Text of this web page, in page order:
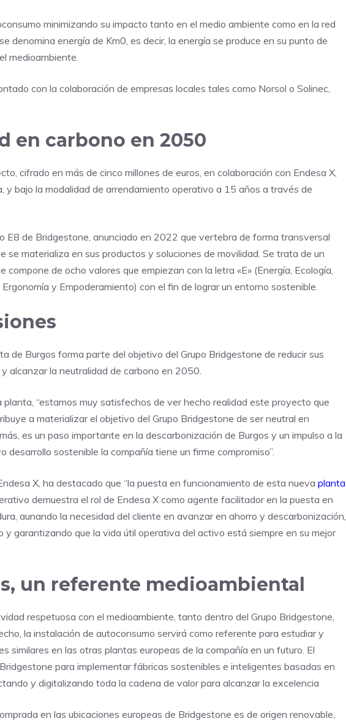
minimizando su impacto tanto en el medio ambiente como en la red
denomina energía de Km0, es decir, la energía se produce en su punto de
medioambiente.
con la colaboración de empresas locales tales como Norsol o Solinec,
en carbono en 2050
cifrado en más de cinco millones de euros, en colaboración con Endesa X,
y bajo la modalidad de arrendamiento operativo a 15 años a través de
E8 de Bridgestone, anunciado en 2022 que vertebra de forma transversal
se materializa en sus productos y soluciones de movilidad. Se trata de un
de ocho valores que empiezan con la letra «E» (Energía, Ecología,
y Empoderamiento) con el fin de lograr un entorno sostenible.
de Burgos forma parte del objetivo del Grupo Bridgestone de reducir sus
y alcanzar la neutralidad de carbono en 2050.
planta, “estamos muy satisfechos de ver hecho realidad este proyecto que
a materializar el objetivo del Grupo Bridgestone de ser neutral en
es un paso importante en la descarbonización de Burgos y un impulso a la
desarrollo sostenible la compañía tiene un firme compromiso”.
X, ha destacado que “la puesta en funcionamiento de esta nueva planta
demuestra el rol de Endesa X como agente facilitador en la puesta en
aunando la necesidad del cliente en avanzar en ahorro y descarbonización,
y garantizando que la vida útil operativa del activo está siempre en su mejor
un referente medioambiental
respetuosa con el medioambiente, tanto dentro del Grupo Bridgestone,
la instalación de autoconsumo servirá como referente para estudiar y
similares en las otras plantas europeas de la compañía en un futuro. El
para implementar fábricas sostenibles e inteligentes basadas en
y digitalizando toda la cadena de valor para alcanzar la excelencia
en las ubicaciones europeas de Bridgestone es de origen renovable,